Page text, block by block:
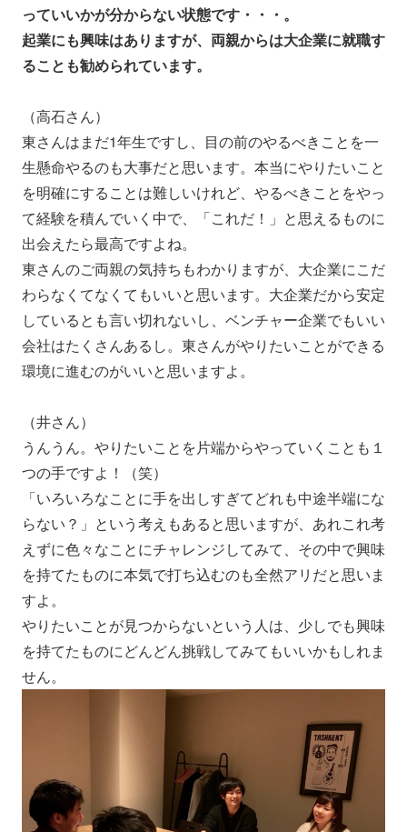
っていいかが分からない状態です・・・。
起業にも興味はありますが、両親からは大企業に就職す
ることも勧められています。
（高石さん）
東さんはまだ1年生ですし、目の前のやるべきことを一
生懸命やるのも大事だと思います。本当にやりたいこと
を明確にすることは難しいけれど、やるべきことをやっ
て経験を積んでいく中で、「これだ！」と思えるものに
出会えたら最高ですよね。
東さんのご両親の気持ちもわかりますが、大企業にこだ
わらなくてなくてもいいと思います。大企業だから安定
しているとも言い切れないし、ベンチャー企業でもいい
会社はたくさんあるし。東さんがやりたいことができる
環境に進むのがいいと思いますよ。
（井さん）
うんうん。やりたいことを片端からやっていくことも１
つの手ですよ！（笑）
「いろいろなことに手を出しすぎてどれも中途半端にな
らない？」という考えもあると思いますが、あれこれ考
えずに色々なことにチャレンジしてみて、その中で興味
を持てたものに本気で打ち込むのも全然アリだと思いま
すよ。
やりたいことが見つからないという人は、少しでも興味
を持てたものにどんどん挑戦してみてもいいかもしれま
せん。